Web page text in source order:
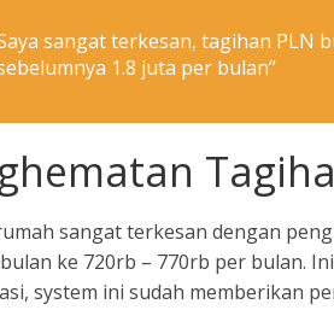
sangat terkesan, tagihan PLN
1.8 juta per bulan”
sangat terkesan dengan
ke 720rb – 770rb per bulan.
system ini sudah memberikan